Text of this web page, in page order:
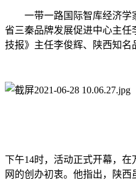
一带一路国际智库经济学
省三秦品牌发展促进中心主
技报》主任李俊辉、陕西知名
下午14时，活动正式开幕，
网的创办初衷。他指出，陕